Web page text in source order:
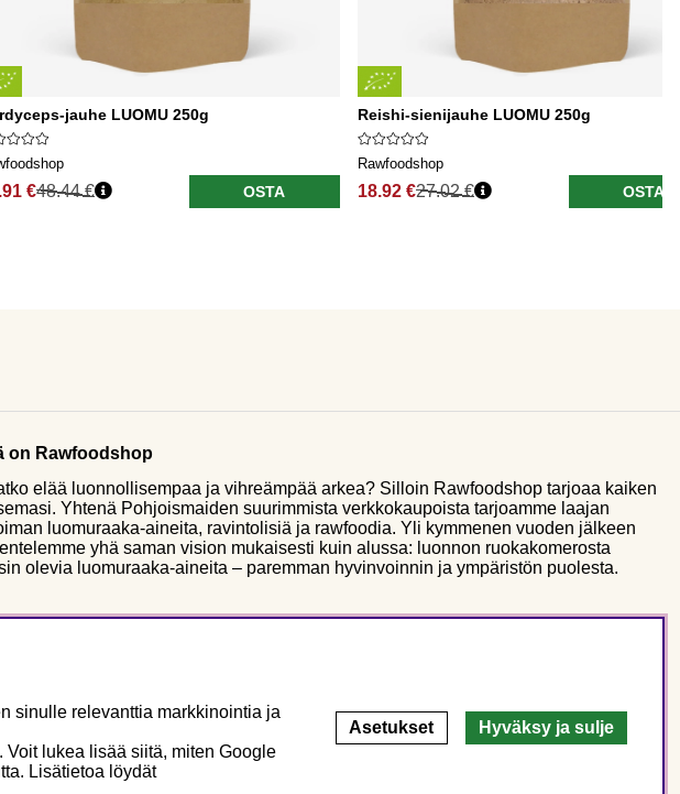
jauhe LUOMU 250g
€48.44 € OSTA
Reishi-sienijauhe LUOMU 250g
Rawfoodshop
18.92 €27.02 € OSTA
on Rawfoodshop
elää luonnollisempaa ja vihreämpää arkea? Silloin Rawfoodshop tarjoaa kaiken
Yhtenä Pohjoismaiden suurimmista verkkokaupoista tarjoamme laajan
luomuraaka-aineita, ravintolisiä ja rawfoodia. Yli kymmenen vuoden jälkeen
yhä saman vision mukaisesti kuin alussa: luonnon ruokakomerosta
olevia luomuraaka-aineita – paremman hyvinvoinnin ja ympäristön puolesta.
sinulle relevanttia markkinointia ja
lukea lisää siitä, miten Google
Lisätietoa löydät
Asetukset Hyväksy ja sulje